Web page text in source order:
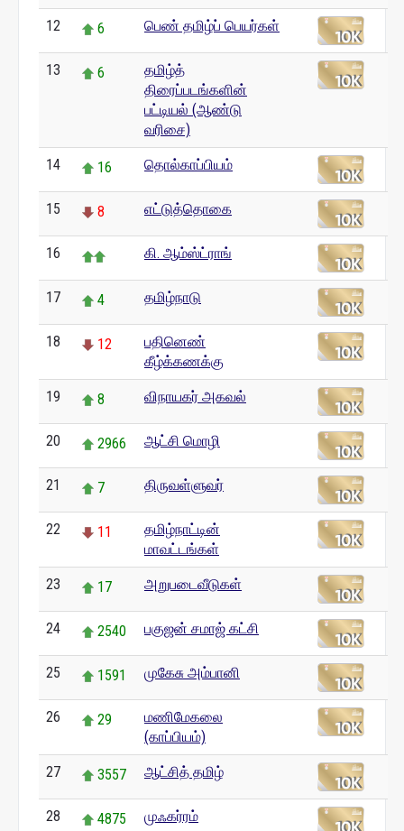
12 6 பெண் தமிழ்ப் பெயர்கள்
13 6
தமிழ்த்
திரைப்படங்களின்
பட்டியல் (ஆண்டு
வரிசை)
14 16 தொல்காப்பியம்
15 8 எட்டுத்தொகை
16 கி. ஆம்ஸ்ட்ராங்
17 4 தமிழ்நாடு
18 12
பதினெண்
கீழ்க்கணக்கு
19 8 விநாயகர் அகவல்
20 2966 ஆட்சி மொழி
21 7 திருவள்ளுவர்
22 11
தமிழ்நாட்டின்
மாவட்டங்கள்
23 17 அறுபடைவீடுகள்
24 2540 பகுஜன் சமாஜ் கட்சி
25 1591 முகேசு அம்பானி
26 29
மணிமேகலை
(காப்பியம்)
27 3557 ஆட்சித் தமிழ்
28 4875 முஃகர்ரம்